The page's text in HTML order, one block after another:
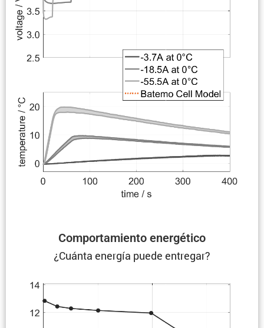
Compor­ta­miento energético
¿Cuánta energía puede entregar?